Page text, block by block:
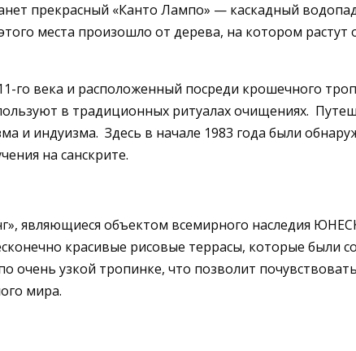
прекрасный «Канто Лампо» — каскадный
места произошло от дерева, на котором растут
го века и расположенный посреди крошечного
в традиционных ритуалах очищениях.
и индуизма. Здесь в начале 1983 года были
на санскрите.
являющиеся объектом всемирного наследия
красивые рисовые террасы, которые были
очень узкой тропинке, что позволит
мира.